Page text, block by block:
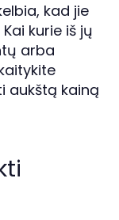
kad jie
kurie iš jų
arba
aukštą kainą